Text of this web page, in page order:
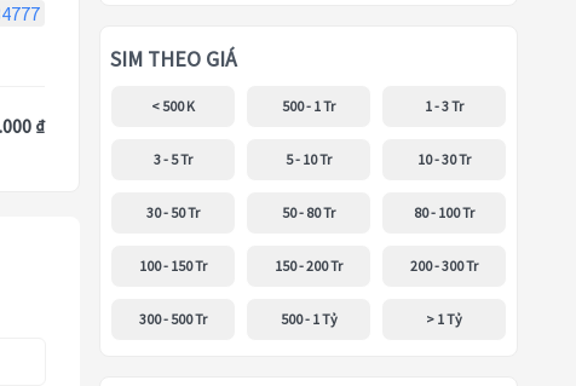
₫
SIM THEO GIÁ
< 500 K 500 - 1 Tr 1 - 3 Tr
3 - 5 Tr 5 - 10 Tr 10 - 30 Tr
30 - 50 Tr 50 - 80 Tr 80 - 100 Tr
100 - 150 Tr 150 - 200 Tr 200 - 300 Tr
300 - 500 Tr 500 - 1 Tỷ > 1 Tỷ